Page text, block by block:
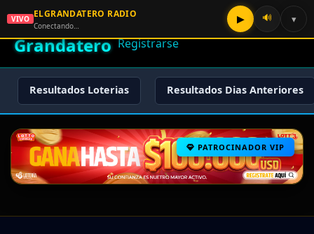
🌟 El
Grandatero
🔑 Iniciar Sesión
📝
Registrarse
Resultados Loterias Resultados Dias Anteriores
PATROCINADOR VIP
VIVO ELGRANDATERO RADIO
Conectando…
▶ 🔊 ▾